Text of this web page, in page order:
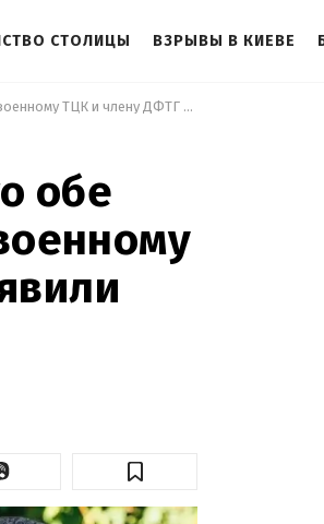
СТОЛИЦЫ ВЗРЫВЫ В КИЕВЕ
Ветерана, потерявшего обе ноги, избили в Киеве: военному ТЦК и члену ДФТГ объявили подозрение
обе